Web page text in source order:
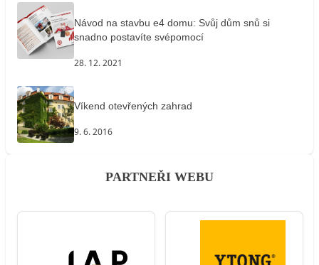
Návod na stavbu e4 domu: Svůj dům snů si
snadno postavíte svépomocí
28. 12. 2021
Víkend otevřených zahrad
9. 6. 2016
PARTNEŘI WEBU